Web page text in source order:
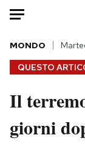
HOME
Italia
Politica
QUESTO
MONDO
Il
giorni